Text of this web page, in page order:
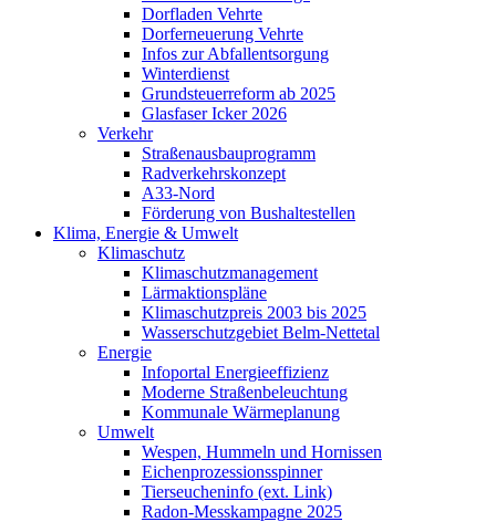
Dorfladen Vehrte
Dorferneuerung Vehrte
Infos zur Abfallentsorgung
Winterdienst
Grundsteuerreform ab 2025
Glasfaser Icker 2026
Verkehr
Straßenausbauprogramm
Radverkehrskonzept
A33-Nord
Förderung von Bushaltestellen
Klima, Energie & Umwelt
Klimaschutz
Klimaschutzmanagement
Lärmaktionspläne
Klimaschutzpreis 2003 bis 2025
Wasserschutzgebiet Belm-Nettetal
Energie
Infoportal Energieeffizienz
Moderne Straßenbeleuchtung
Kommunale Wärmeplanung
Umwelt
Wespen, Hummeln und Hornissen
Eichenprozessionsspinner
Tierseucheninfo (ext. Link)
Radon-Messkampagne 2025